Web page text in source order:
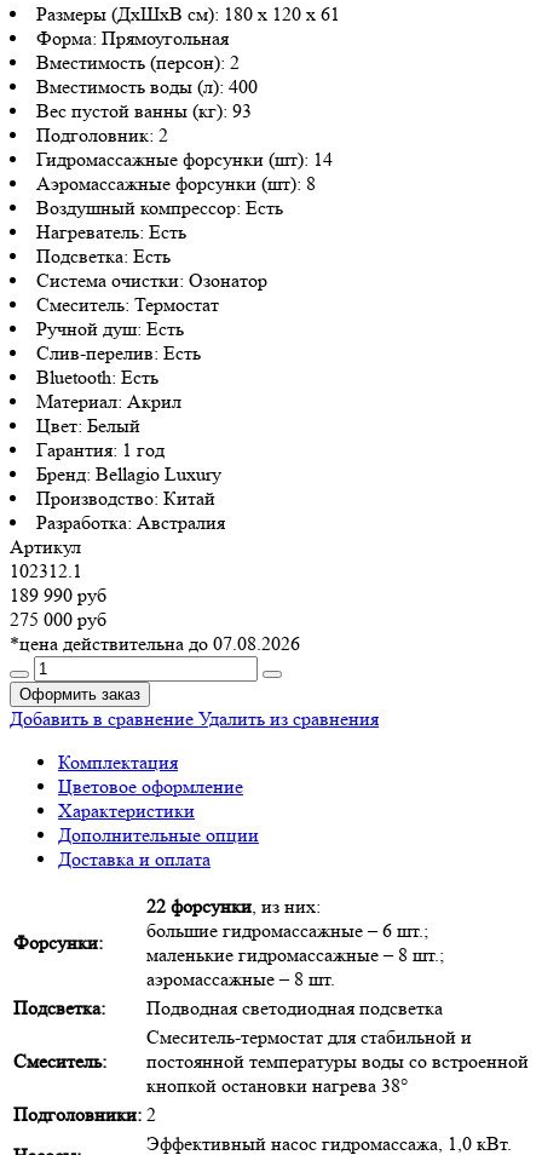
Размеры (ДхШхВ см): 180 x 120 x 61
Форма: Прямоугольная
Вместимость (персон): 2
Вместимость воды (л): 400
Вес пустой ванны (кг): 93
Подголовник: 2
Гидромассажные форсунки (шт): 14
Аэромассажные форсунки (шт): 8
Воздушный компрессор: Есть
Нагреватель: Есть
Подсветка: Есть
Система очистки: Озонатор
Смеситель: Термостат
Ручной душ: Есть
Слив-перелив: Есть
Bluetooth: Есть
Материал: Акрил
Цвет: Белый
Гарантия: 1 год
Бренд: Bellagio Luxury
Производство: Китай
Разработка: Австралия
Артикул
102312.1
189 990 руб
275 000 руб
*цена действительна до 07.08.2026
Оформить заказ
Добавить в сравнение Удалить из сравнения
Комплектация
Цветовое оформление
Характеристики
Дополнительные опции
Доставка и оплата
Форсунки:
22 форсунки, из них:
большие гидромассажные – 6 шт.;
маленькие гидромассажные – 8 шт.;
аэромассажные – 8 шт.
Подсветка:
Подводная светодиодная подсветка
Смеситель:
Смеситель-термостат для стабильной и
постоянной температуры воды со встроенной
кнопкой остановки нагрева 38°
Подголовники: 2
Эффективный насос гидромассажа, 1,0 кВт.